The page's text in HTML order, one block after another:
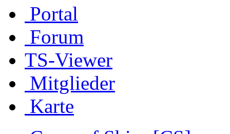
Portal
Forum
TS-Viewer
Mitglieder
Karte